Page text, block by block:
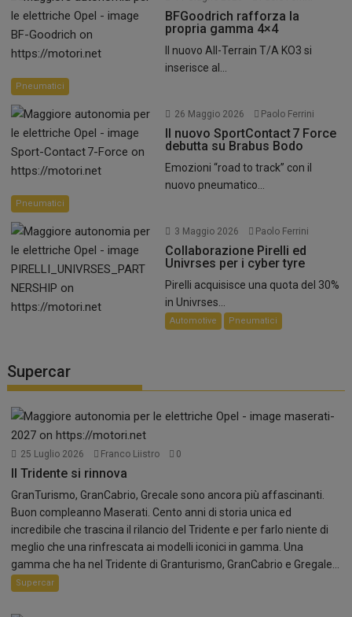
BFGoodrich rafforza la
propria gamma 4×4
Il nuovo All-Terrain T/A KO3 si
inserisce al...
Pneumatici
26 Maggio 2026 Paolo Ferrini
Il nuovo SportContact 7 Force
debutta su Brabus Bodo
Emozioni “road to track” con il
nuovo pneumatico...
Pneumatici
3 Maggio 2026 Paolo Ferrini
Collaborazione Pirelli ed
Univrses per i cyber tyre
Pirelli acquisisce una quota del 30%
in Univrses...
Automotive Pneumatici
Supercar
25 Luglio 2026 Franco Liistro 0
Il Tridente si rinnova
GranTurismo, GranCabrio, Grecale sono ancora più affascinanti.
Buon compleanno Maserati. Cento anni di storia unica ed
incredibile che trascina il rilancio del Tridente e per farlo niente di
meglio che una rinfrescata ai modelli iconici in gamma. Una
gamma che ha nel Tridente di Granturismo, GranCabrio e Gregale...
Supercar